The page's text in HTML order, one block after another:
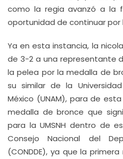
como la regia avanzó a la
oportunidad de continuar
Ya en esta instancia, la
de 3-2 a una representante
la pelea por la medalla de
su similar de la
México (UNAM), para de
medalla de bronce que
para la UMSNH dentro de
Consejo Nacional del
(CONDDE), ya que la